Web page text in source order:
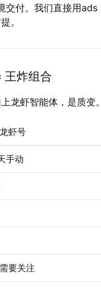
交付。我们直接用
。
王炸组合
龙虾智能体，是质变。
虾号
手动
要关注